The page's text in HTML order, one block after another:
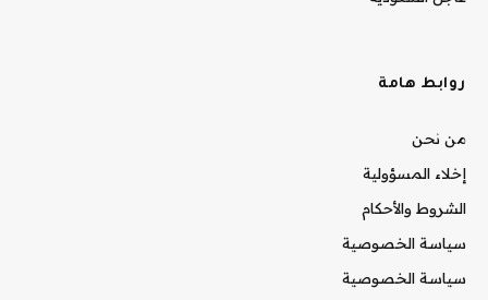
روابط هامة
من نحن
إخلاء المسؤولية
الشروط والأحكام
سياسة الخصوصية
سياسة الخصوصية